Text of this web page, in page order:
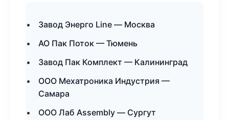
Завод Энерго Line — Москва
АО Пак Поток — Тюмень
Завод Пак Комплект — Калининград
ООО Мехатроника Индустрия —
Самара
ООО Лаб Assembly — Сургут